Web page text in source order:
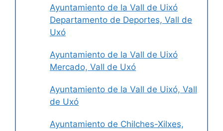
Ayuntamiento de la Vall de Uixó
Departamento de Deportes, Vall de
Uxó
Ayuntamiento de la Vall de Uixó
Mercado, Vall de Uxó
Ayuntamiento de la Vall de Uixó, Vall
de Uxó
Ayuntamiento de Chilches-Xilxes,